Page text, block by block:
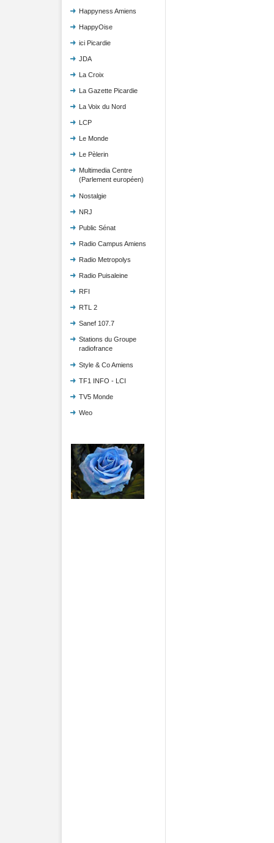
Happyness Amiens
HappyOise
ici Picardie
JDA
La Croix
La Gazette Picardie
La Voix du Nord
LCP
Le Monde
Le Pèlerin
Multimedia Centre
(Parlement européen)
Nostalgie
NRJ
Public Sénat
Radio Campus Amiens
Radio Metropolys
Radio Puisaleine
RFI
RTL 2
Sanef 107.7
Stations du Groupe
radiofrance
Style & Co Amiens
TF1 INFO - LCI
TV5 Monde
Weo